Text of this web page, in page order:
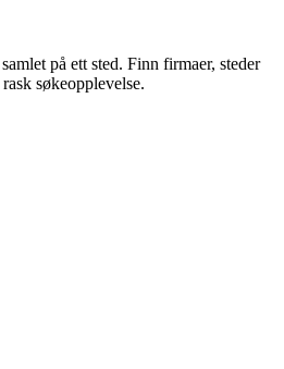
på ett sted. Finn firmaer, steder
søkeopplevelse.